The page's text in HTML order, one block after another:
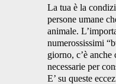
La tua è la
persone umane
animale.
numerossissimi
giorno, c’è
necessarie per
E’ su queste